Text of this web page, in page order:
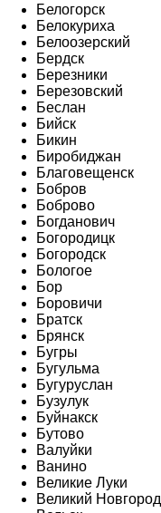
Белогорск
Белокуриха
Белоозерский
Бердск
Березники
Березовский
Беслан
Бийск
Бикин
Биробиджан
Благовещенск
Бобров
Боброво
Богданович
Богородицк
Богородск
Бологое
Бор
Боровичи
Братск
Брянск
Бугры
Бугульма
Бугуруслан
Бузулук
Буйнакск
Бутово
Валуйки
Ванино
Великие Луки
Великий Новгород